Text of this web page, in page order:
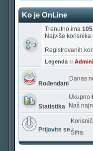
Ko je OnLine
Trenutno ima
Najviše korisnika
Registrovanih
Legenda ::
Rođendani
Danas
Statistika
Ukupno
Naš
Prijavite seŠifra: